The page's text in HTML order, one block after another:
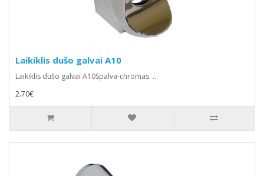
Laikiklis dušo galvai A10
Laikiklis dušo galvai A10Spalva-chromas. ..
2.70€